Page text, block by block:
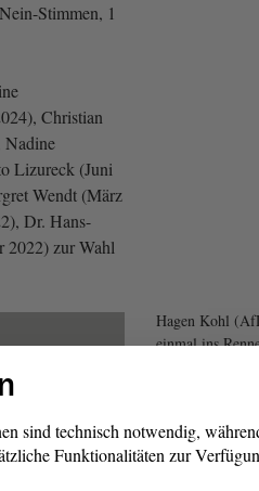
Stimmen, 1
Christian
Nadine
Lizureck (Juni
Wendt (März
Dr. Hans-
2022) zur Wahl
Hagen Kohl
einmal ins
sind technisch notwendig,
Funktionalitäten zur